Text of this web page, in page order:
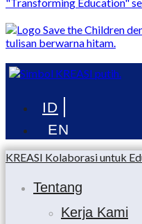
KREASI Kolaborasi untuk
Tentang
Kerja Kami